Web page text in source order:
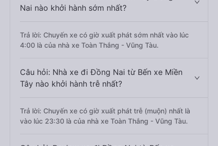
Nai nào khởi hành sớm nhất?
Trả lời: Chuyến xe có giờ xuất phát sớm nhất vào lúc
4:00 là của nhà xe Toàn Thắng - Vũng Tàu.
Câu hỏi: Nhà xe đi Đồng Nai từ Bến xe Miền
Tây nào khởi hành trễ nhất?
Trả lời: Chuyến xe có giờ xuất phát trễ (muộn) nhất là
vào lúc 23:30 là của nhà xe Toàn Thắng - Vũng Tàu.